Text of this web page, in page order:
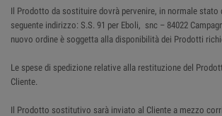
Il Prodotto da sostituire dovrà pervenire, in normale stato
seguente indirizzo: S.S. 91 per Eboli, snc – 84022
nuovo ordine è soggetta alla disponibilità dei Prodotti
Le spese di spedizione relative alla restituzione del
Cliente.
Il Prodotto sostitutivo sarà inviato al Cliente a mezzo